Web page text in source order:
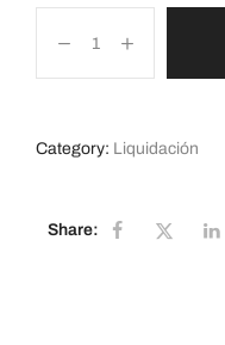
Category: Liquidación
Share: